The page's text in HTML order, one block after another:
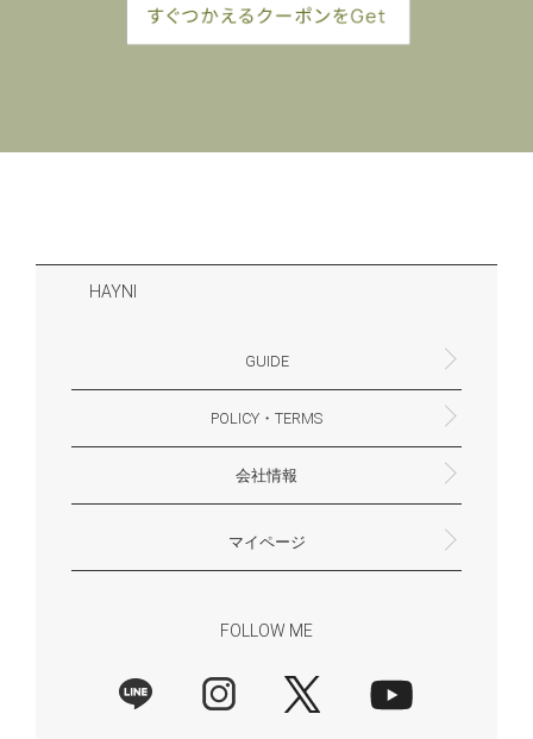
HAYNI
GUIDE
よくあるご質問・お問合せ
お支払いについて
配送・送料について
ギフトサービスについて
一緒に働く？(HAYNI採用情報サイトへ)
for Foreigners (overseas delivery)
POLICY・TERMS
返品・交換について
プライバシーポリシー
特定商取引法に基づく表示
外部送信ポリシー
会社情報
大阪府大阪市淀川区十八条3-9-35
電話番号：06-6868-9671
※お電話でのお問合せ受付は行っておりません
メール：support@hayni.jp
お問い合わせはこちらからお願いいたします
営業時間：10：00～15：00（金曜日は14：00ま
定休日： 土・日・祝祭日
※土日祝祭日はお休みをいただきます。
メールの返信は翌営業日となりますので、ご了承
マイページ
FOLLOW ME